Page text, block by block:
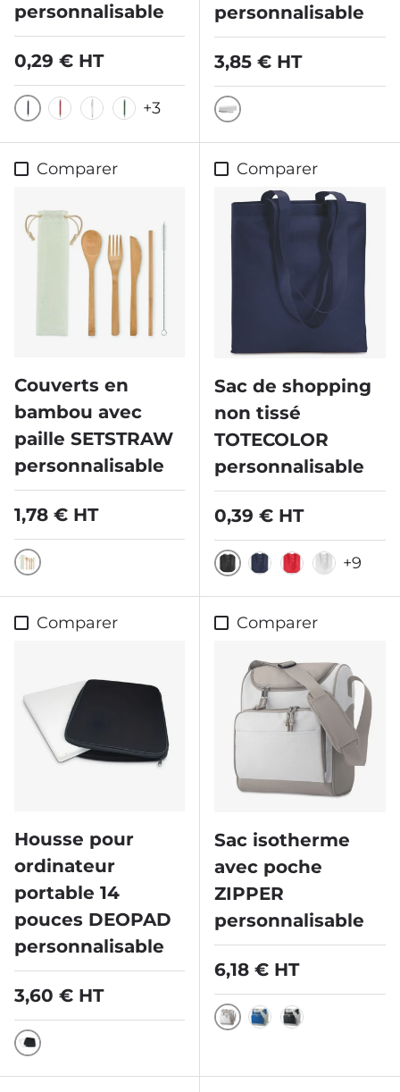
personnalisable
Prix habituel
0,29 € HT
Noir
+3
personnalisable
Prix habituel
3,85 € HT
Blanc
Comparer
Couverts en
bambou avec
paille SETSTRAW
personnalisable
Prix habituel
1,78 € HT
Crème/ Écru/ Naturel
Comparer
Sac de shopping
non tissé
TOTECOLOR
personnalisable
Prix habituel
0,39 € HT
Noir
+9
Comparer
Housse pour
ordinateur
portable 14
pouces DEOPAD
personnalisable
Prix habituel
3,60 € HT
Noir
Comparer
Sac isotherme
avec poche
ZIPPER
personnalisable
Prix habituel
6,18 € HT
Blanc